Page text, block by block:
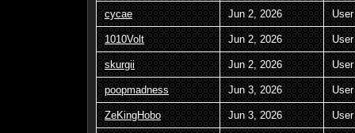
cycae Jun 2, 2026 User
1010Volt Jun 2, 2026 User
skurgii Jun 2, 2026 User
poopmadness Jun 3, 2026 User
ZeKingHobo Jun 3, 2026 User